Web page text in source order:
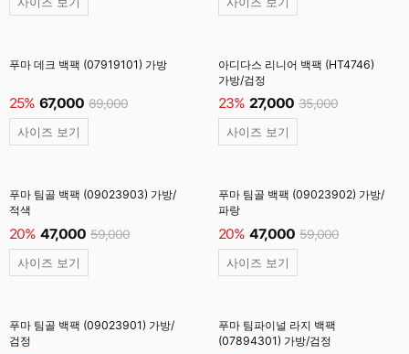
푸마 데크 백팩 (07919101) 가방
25% 67,000 89,000
사이즈 보기
아디다스 리니어 백팩 (HT4746)
가방/검정
23% 27,000 35,000
사이즈 보기
푸마 팀골 백팩 (09023903) 가방/
적색
20% 47,000 59,000
사이즈 보기
푸마 팀골 백팩 (09023902) 가방/
파랑
20% 47,000 59,000
사이즈 보기
푸마 팀골 백팩 (09023901) 가방/
검정
푸마 팀파이널 라지 백팩
(07894301) 가방/검정